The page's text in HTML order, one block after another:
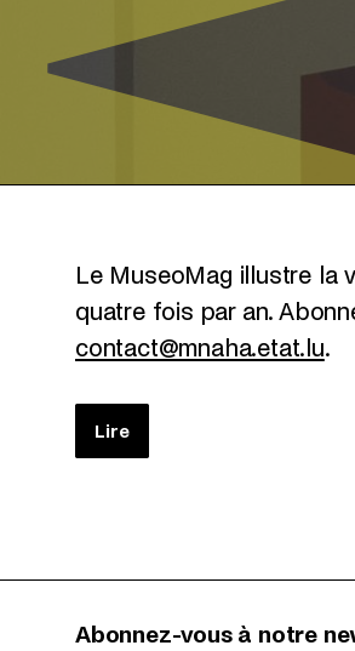
Le MuseoMag illustre la
quatre fois par an.
contact@mnaha.etat.lu.
Lire
Abonnez-vous à notre